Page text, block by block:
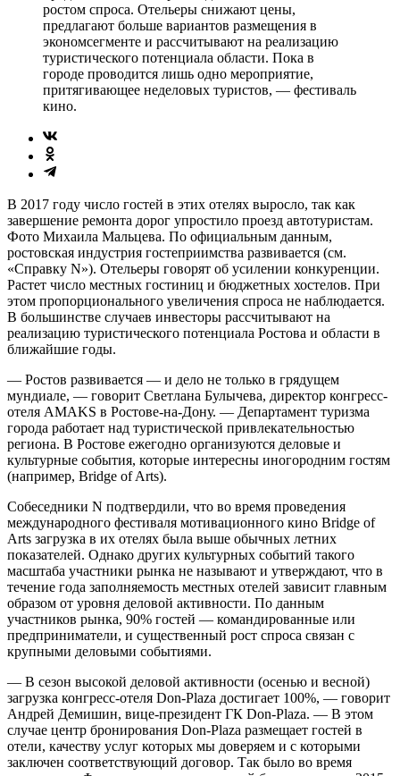
ростом спроса. Отельеры снижают цены,
предлагают больше вариантов размещения в
экономсегменте и рассчитывают на реализацию
туристического потенциала области. Пока в
городе проводится лишь одно мероприятие,
притягивающее неделовых туристов, — фестиваль
кино.
В 2017 году число гостей в этих отелях выросло, так как
завершение ремонта дорог упростило проезд автотуристам.
Фото Михаила Мальцева. По официальным данным,
ростовская индустрия гостеприимства развивается (см.
«Справку N»). Отельеры говорят об усилении конкуренции.
Растет число местных гостиниц и бюджетных хостелов. При
этом пропорционального увеличения спроса не наблюдается.
В большинстве случаев инвесторы рассчитывают на
реализацию туристического потенциала Ростова и области в
ближайшие годы.
— Ростов развивается — и дело не только в грядущем
мундиале, — говорит Светлана Булычева, директор конгресс-
отеля AMAKS в Рос­тове-на-Дону. — Департамент туризма
города работает над туристической привлекательностью
региона. В Ростове ежегодно организуются деловые и
культурные события, которые интересны иногородним гостям
(например, Bridge of Arts).
Собеседники N подтвердили, что во время проведения
международного фестиваля мотивационного кино Bridge of
Arts загрузка в их отелях была выше обычных летних
показателей. Однако других культурных событий такого
масштаба участники рынка не называют и утверждают, что в
течение года заполняемость местных отелей зависит главным
образом от уровня деловой активности. По данным
участников рынка, 90% гостей — командированные или
предприниматели, и существенный рост спроса связан с
крупными деловыми событиями.
— В сезон высокой деловой активности (осенью и весной)
загрузка конгресс-отеля Don-Plaza достигает 100%, — говорит
Андрей Демишин, вице-президент ГК Don-Plaza. — В этом
случае центр бронирования Don-Plaza размещает гостей в
отели, качеству услуг которых мы доверяем и с которыми
заключен соответствую­щий договор. Так было во время